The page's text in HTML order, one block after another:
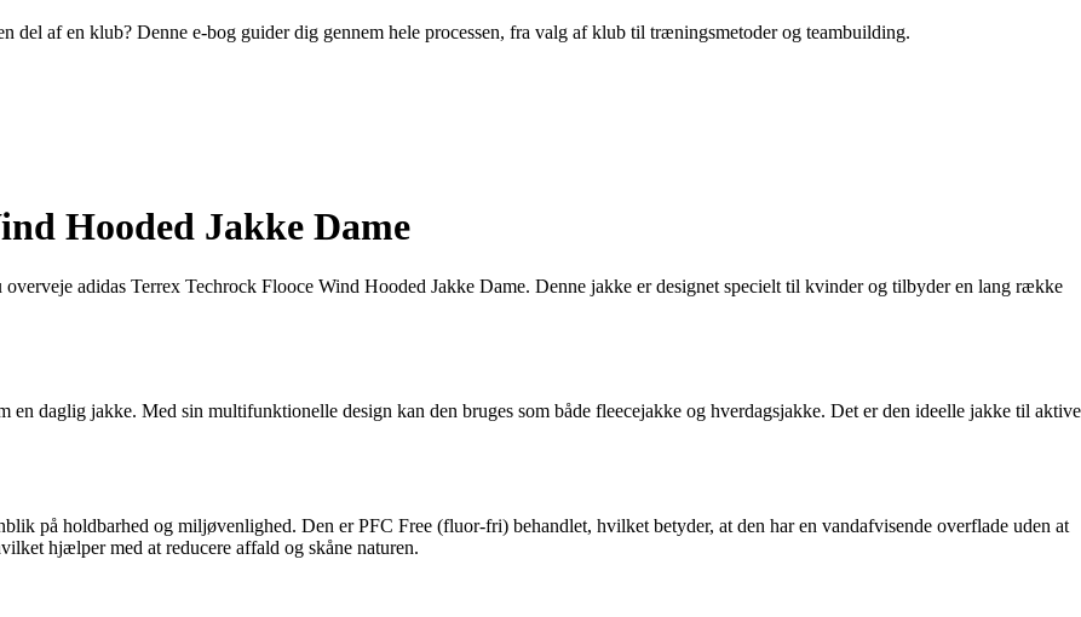
del af en klub? Denne e-bog guider dig gennem hele processen, fra valg af klub til træningsmetoder og teambuilding.
Hooded Jakke Dame
adidas Terrex Techrock Flooce Wind Hooded Jakke Dame. Denne jakke er designet specielt til kvinder og tilbyder en lang række
en daglig jakke. Med sin multifunktionelle design kan den bruges som både fleecejakke og hverdagsjakke. Det er den ideelle jakke til aktive
på holdbarhed og miljøvenlighed. Den er PFC Free (fluor-fri) behandlet, hvilket betyder, at den har en vandafvisende overflade uden at
hjælper med at reducere affald og skåne naturen.